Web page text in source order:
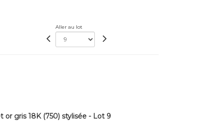
Aller au lot
gris 18K (750) stylisée - Lot 9